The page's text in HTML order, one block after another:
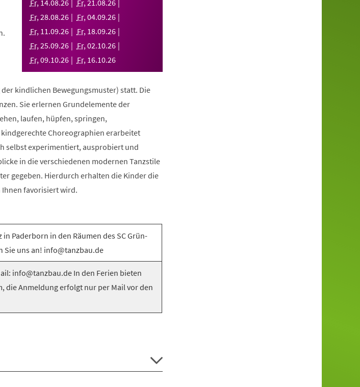
Tab)
Fr, 14.08.26 Fr,21.08.26
Fr,28.08.26 Fr,04.09.26
Fr, 11.09.26 Fr, 18.09.26
Fr,25.09.26 Fr,02.10.26
Fr,09.10.26 Fr, 16.10.26
kindlichen Bewegungsmuster) statt. Die
Sie erlernen Grundelemente der
laufen, hüpfen, springen,
Choreographien erarbeitet
selbst experimentiert, ausprobiert und
in die verschiedenen modernen Tanzstile
gegeben. Hierdurch erhalten die Kinder die
Ihnen favorisiert wird.
Paderborn in den Räumen des SC Grün-
Sie uns an! info@tanzbau.de
info@tanzbau.de In den Ferien bieten
die Anmeldung erfolgt nur per Mail vor den